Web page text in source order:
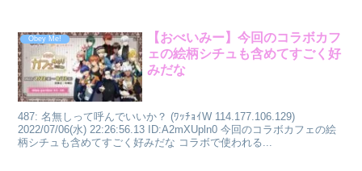
Obey Me!
【おべいみー】今回のコラボカフ
ェの絵柄シチュも含めてすごく好
みだな
487: 名無しって呼んでいいか？ (ﾜｯﾁｮｲW 114.177.106.129)
2022/07/06(水) 22:26:56.13 ID:A2mXUpln0 今回のコラボカフェの絵
柄シチュも含めてすごく好みだな コラボで使われる...